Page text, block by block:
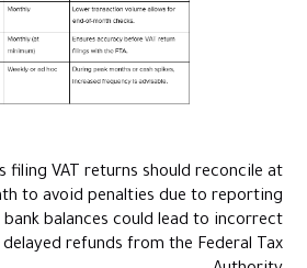
filing VAT returns should reconcile at
to avoid penalties due to reporting
balances could lead to incorrect
refunds from the Federal Tax